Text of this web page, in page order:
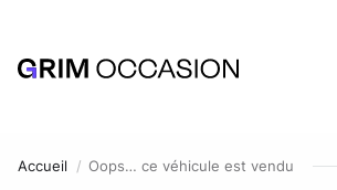
Accueil Oops… ce véhicule est vendu